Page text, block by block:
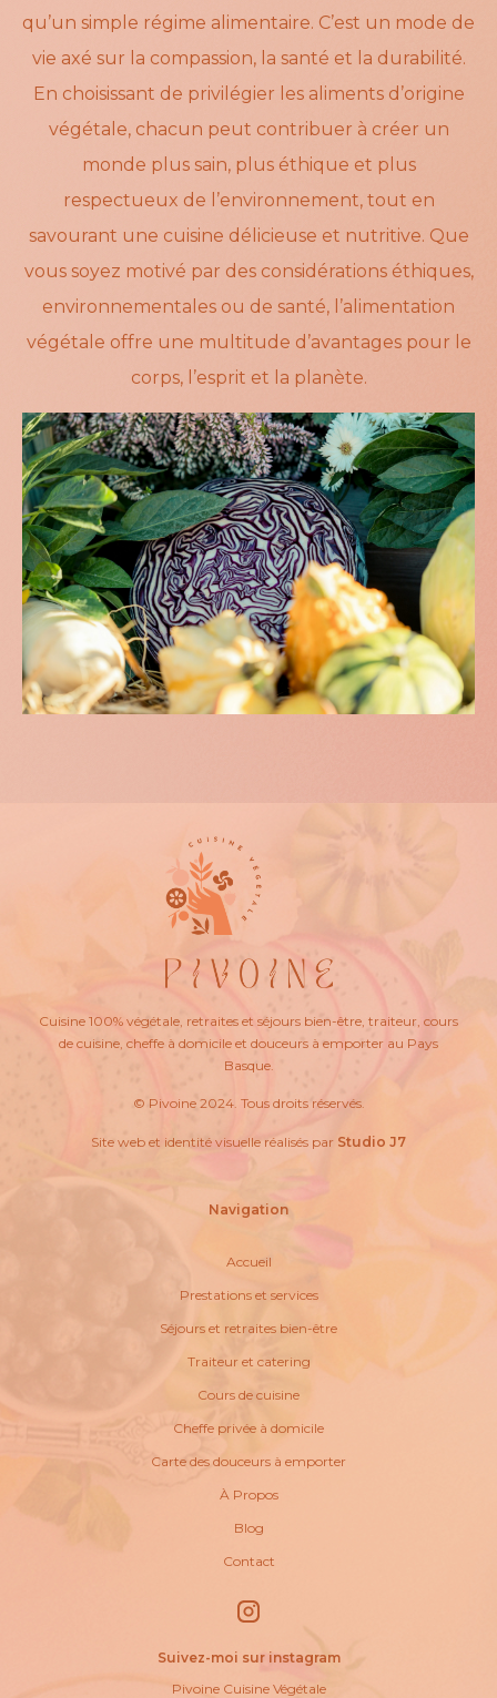
qu’un simple régime alimentaire. C’est un mode de
vie axé sur la compassion, la santé et la durabilité.
En choisissant de privilégier les aliments d’origine
végétale, chacun peut contribuer à créer un
monde plus sain, plus éthique et plus
respectueux de l’environnement, tout en
savourant une cuisine délicieuse et nutritive. Que
vous soyez motivé par des considérations éthiques,
environnementales ou de santé, l’alimentation
végétale offre une multitude d’avantages pour le
corps, l’esprit et la planète.
Cuisine 100% végétale, retraites et séjours bien-être, traiteur, cours
de cuisine, cheffe à domicile et douceurs à emporter au Pays
Basque.
© Pivoine 2024. Tous droits réservés.
Site web et identité visuelle réalisés par Studio J7
Navigation
Accueil
Prestations et services
Séjours et retraites bien-être
Traiteur et catering
Cours de cuisine
Cheffe privée à domicile
Carte des douceurs à emporter
À Propos
Blog
Contact
Suivez-moi sur instagram
Pivoine Cuisine Végétale